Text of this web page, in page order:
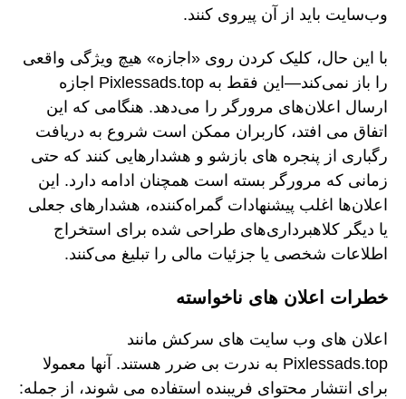
وب‌سایت باید از آن پیروی کنند.
با این حال، کلیک کردن روی «اجازه» هیچ ویژگی واقعی
را باز نمی‌کند—این فقط به Pixlessads.top اجازه
ارسال اعلان‌های مرورگر را می‌دهد. هنگامی که این
اتفاق می افتد، کاربران ممکن است شروع به دریافت
رگباری از پنجره های بازشو و هشدارهایی کنند که حتی
زمانی که مرورگر بسته است همچنان ادامه دارد. این
اعلان‌ها اغلب پیشنهادات گمراه‌کننده، هشدارهای جعلی
یا دیگر کلاهبرداری‌های طراحی شده برای استخراج
اطلاعات شخصی یا جزئیات مالی را تبلیغ می‌کنند.
خطرات اعلان های ناخواسته
اعلان های وب سایت های سرکش مانند
Pixlessads.top به ندرت بی ضرر هستند. آنها معمولا
برای انتشار محتوای فریبنده استفاده می شوند، از جمله: